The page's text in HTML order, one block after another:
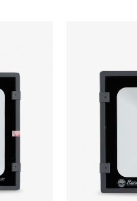
công
truyền thống. Với
Lợi ích